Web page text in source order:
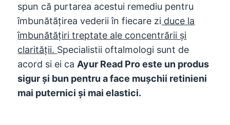
spun că purtarea acestui remediu pentru
îmbunătățirea vederii în fiecare zi duce la
îmbunătățiri treptate ale concentrării și
clarității. Specialistii oftalmologi sunt de
acord si ei caAyur Read Pro este un produs
sigur și bun pentru a face mușchii retinieni
mai puternici și mai elastici.